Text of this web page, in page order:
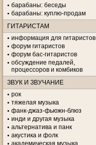
барабаны: беседы
барабаны: куплю-продам
ГИТАРИСТАМ
информация для гитаристов
форум гитаристов
форум бас-гитаристов
обсуждение педалей,
процессоров и комбиков
ЗВУК И ЗВУЧАНИЕ
рок
тяжелая музыка
фанк-джаз-фьюжн-блюз
инди и другая музыка
альтернатива и панк
акустика и фолк
академическая музыка